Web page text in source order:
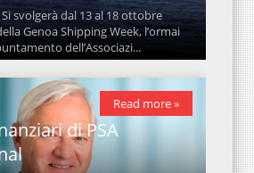
svolgerà dal 13 al 18 ottobre
Genoa Shipping Week, l’ormai
dell’Associazi...
di PSA
Read more »